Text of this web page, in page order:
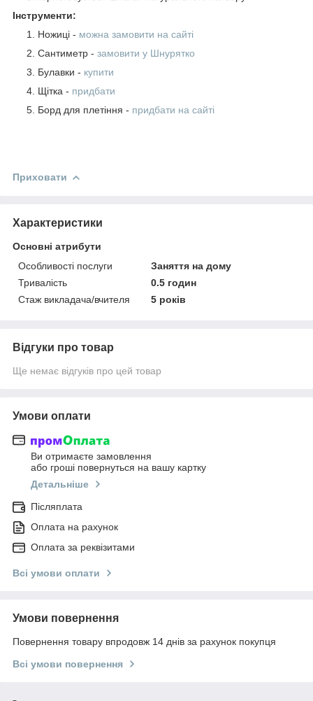
Інструменти:
Ножиці - можна замовити на сайті
Сантиметр - замовити у Шнурятко
Булавки - купити
Щітка - придбати
Борд для плетіння - придбати на сайті
Приховати
Характеристики
Основні атрибути
Особливості послуги
Заняття на дому
Тривалість
0.5 годин
Стаж викладача/вчителя
5 років
Відгуки про товар
Ще немає відгуків про цей товар
Умови оплати
Ви отримаєте замовлення
або гроші повернуться на вашу картку
Детальніше
Післяплата
Оплата на рахунок
Оплата за реквізитами
Всі умови оплати
Умови повернення
Повернення товару впродовж 14 днів за рахунок покупця
Всі умови повернення